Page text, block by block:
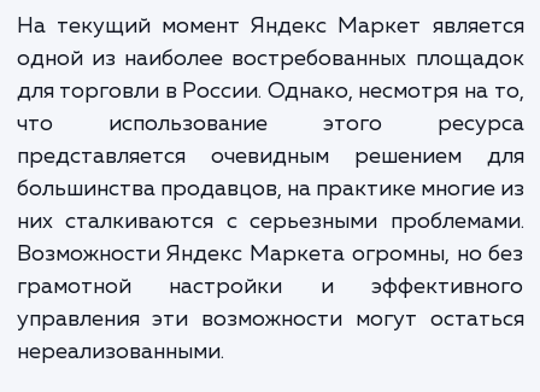
На текущий момент Яндекс Маркет
одной из наиболее востребованных
для торговли в России. Однако, несмотря
что использование этого
представляется очевидным решением
большинства продавцов, на практике